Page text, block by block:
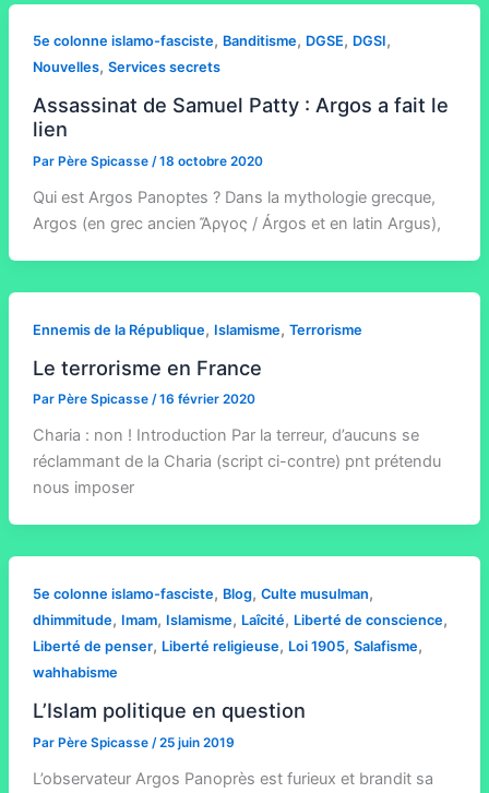
5e colonne islamo-fasciste, Banditisme, DGSE, DGSI,
Nouvelles, Services secrets
Assassinat de Samuel Patty : Argos a fait le
lien
Par Père Spicasse /18 octobre 2020
Qui est Argos Panoptes ? Dans la mythologie grecque,
Argos (en grec ancien Ἄργος / Árgos et en latin Argus),
Ennemis de la République, Islamisme, Terrorisme
Le terrorisme en France
Par Père Spicasse /16 février 2020
Charia : non ! Introduction Par la terreur, d’aucuns se
réclammant de la Charia (script ci-contre) pnt prétendu
nous imposer
5e colonne islamo-fasciste, Blog, Culte musulman,
dhimmitude, Imam, Islamisme, Laîcité, Liberté de conscience,
Liberté de penser, Liberté religieuse, Loi 1905, Salafisme,
wahhabisme
L’Islam politique en question
Par Père Spicasse /25 juin 2019
L’observateur Argos Panoprès est furieux et brandit sa